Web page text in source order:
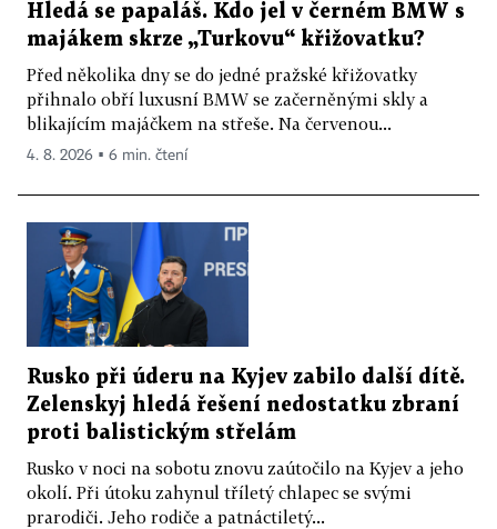
Hledá se papaláš. Kdo jel v černém BMW s
majákem skrze „Turkovu“ křižovatku?
Před několika dny se do jedné pražské křižovatky
přihnalo obří luxusní BMW se začerněnými skly a
blikajícím majáčkem na střeše. Na červenou...
4. 8. 2026 ▪ 6 min. čtení
Rusko při úderu na Kyjev zabilo další dítě.
Zelenskyj hledá řešení nedostatku zbraní
proti balistickým střelám
Rusko v noci na sobotu znovu zaútočilo na Kyjev a jeho
okolí. Při útoku zahynul tříletý chlapec se svými
prarodiči. Jeho rodiče a patnáctiletý...